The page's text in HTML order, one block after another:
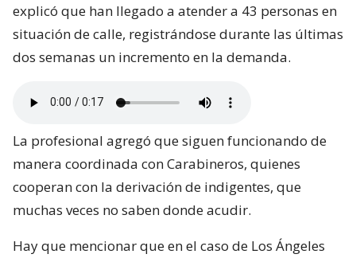
explicó que han llegado a atender a 43 personas en
situación de calle, registrándose durante las últimas
dos semanas un incremento en la demanda.
La profesional agregó que siguen funcionando de
manera coordinada con Carabineros, quienes
cooperan con la derivación de indigentes, que
muchas veces no saben donde acudir.
Hay que mencionar que en el caso de Los Ángeles